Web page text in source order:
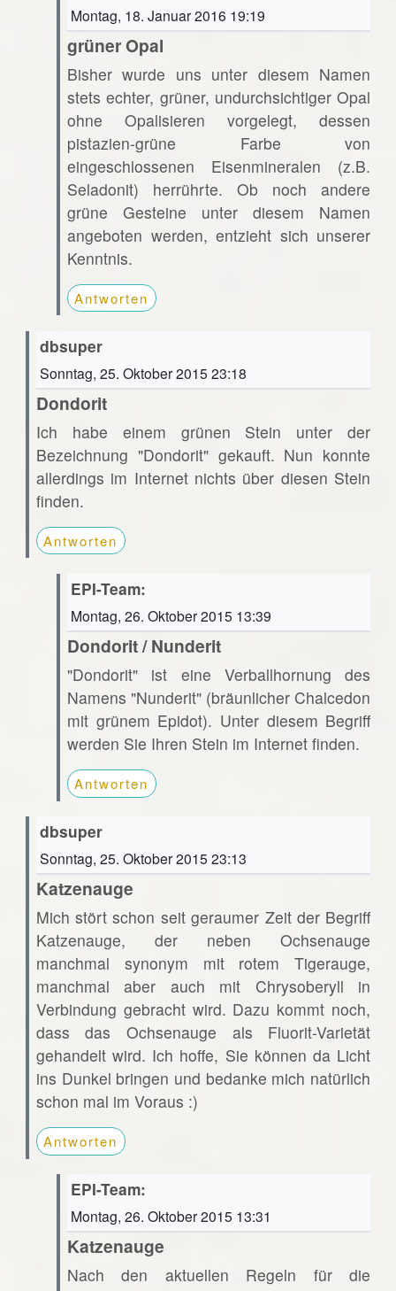
Montag, 18. Januar 2016 19:19
grüner Opal
Bisher wurde uns unter diesem Namen
stets echter, grüner, undurchsichtiger Opal
ohne Opalisieren vorgelegt, dessen
pistazien-grüne Farbe von
eingeschlossenen Eisenmineralen (z.B.
Seladonit) herrührte. Ob noch andere
grüne Gesteine unter diesem Namen
angeboten werden, entzieht sich unserer
Kenntnis.
Antworten
dbsuper
Sonntag, 25. Oktober 2015 23:18
Dondorit
Ich habe einem grünen Stein unter der
Bezeichnung "Dondorit" gekauft. Nun konnte
allerdings im Internet nichts über diesen Stein
finden.
Antworten
EPI-Team:
Montag, 26. Oktober 2015 13:39
Dondorit / Nunderit
"Dondorit" ist eine Verballhornung des
Namens "Nunderit" (bräunlicher Chalcedon
mit grünem Epidot). Unter diesem Begriff
werden Sie Ihren Stein im Internet finden.
Antworten
dbsuper
Sonntag, 25. Oktober 2015 23:13
Katzenauge
Mich stört schon seit geraumer Zeit der Begriff
Katzenauge, der neben Ochsenauge
manchmal synonym mit rotem Tigerauge,
manchmal aber auch mit Chrysoberyll in
Verbindung gebracht wird. Dazu kommt noch,
dass das Ochsenauge als Fluorit-Varietät
gehandelt wird. Ich hoffe, Sie können da Licht
ins Dunkel bringen und bedanke mich natürlich
schon mal im Voraus :)
Antworten
EPI-Team:
Montag, 26. Oktober 2015 13:31
Katzenauge
Nach den aktuellen Regeln für die